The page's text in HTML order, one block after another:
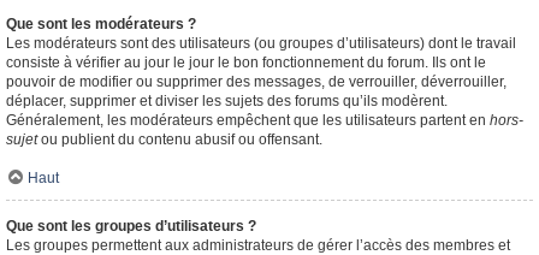
Que sont les modérateurs ?
Les modérateurs sont des utilisateurs (ou groupes d’utilisateurs) dont le travail
consiste à vérifier au jour le jour le bon fonctionnement du forum. Ils ont le
pouvoir de modifier ou supprimer des messages, de verrouiller, déverrouiller,
déplacer, supprimer et diviser les sujets des forums qu’ils modèrent.
Généralement, les modérateurs empêchent que les utilisateurs partent en hors-
sujetou publient du contenu abusif ou offensant.
Haut
Que sont les groupes d’utilisateurs ?
Les groupes permettent aux administrateurs de gérer l’accès des membres et